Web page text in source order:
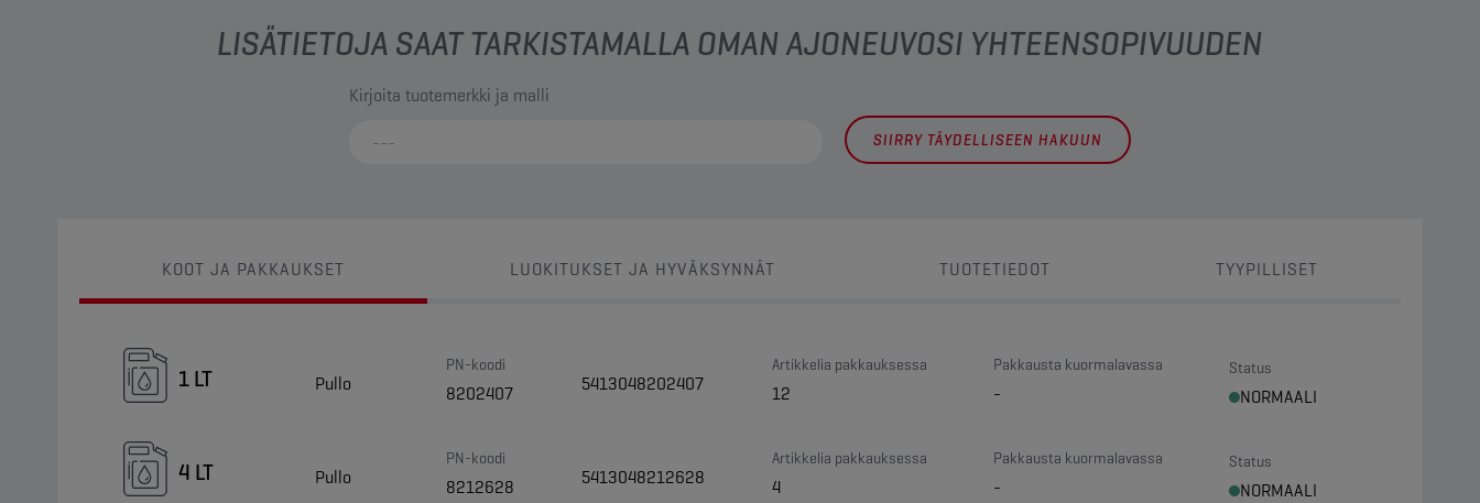
LISÄTIETOJA SAAT TARKISTAMALLA OMAN AJONEUVOSI YHTEENSOPIVUUDEN
Kirjoita tuotemerkki ja malli
SIIRRY TÄYDELLISEEN HAKUUN
KOOT JA PAKKAUKSET LUOKITUKSET JA HYVÄKSYNNÄT TUOTETIEDOT TYYPILLISET
1 LT Pullo
PN-koodi
8202407 5413048202407
Artikkelia pakkauksessa
12
Pakkausta kuormalavassa
-
Status
NORMAALI
4 LT Pullo
PN-koodi
8212628 5413048212628
Artikkelia pakkauksessa
4
Pakkausta kuormalavassa
-
Status
NORMAALI